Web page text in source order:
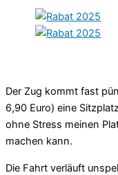
Der Zug kommt fast
6,90 Euro) eine
ohne Stress meinen
machen kann.
Die Fahrt verläuft